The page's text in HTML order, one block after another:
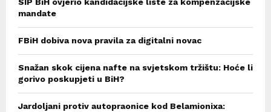
SIP BiH ovjerio kandidacijske liste za kompenzacijske
mandate
FBiH dobiva nova pravila za digitalni novac
Snažan skok cijena nafte na svjetskom tržištu: Hoće li
gorivo poskupjeti u BiH?
Jardoljani protiv autopraonice kod Belamionixa: